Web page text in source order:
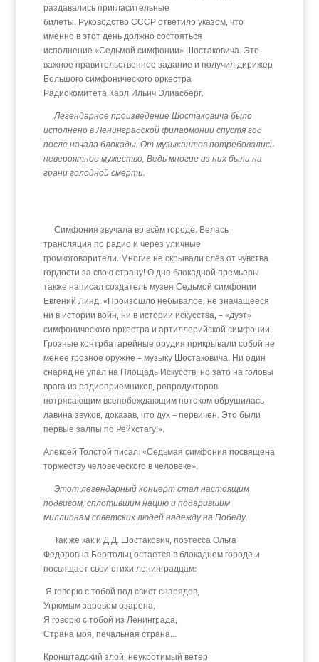
раздавались пригласительные
билеты. Руководство СССР ответило указом, что
именно в этот день должно состояться
исполнение «Седьмой симфонии» Шостаковича. Это
важное правительственное задание и получил дирижер
Большого симфонического оркестра
Радиокомитета Карл Ильич Элиасберг.
Легендарное произведение Шостаковича было
исполнено в Ленинградской филармонии спустя год
после начала блокады. От музыкантов потребовались
невероятное мужество, Ведь многие из них были на
грани голодной смерти.
Симфония звучала во всём городе. Велась
трансляция по радио и через уличные
громкоговорители. Многие не скрывали слёз от чувства
гордости за свою страну! О дне блокадной премьеры
также написал создатель музея Седьмой симфонии
Евгений Линд: «Произошло небывалое, не значащееся
ни в истории войн, ни в истории искусства, – «дуэт»
симфонического оркестра и артиллерийской симфонии.
Грозные контрбатарейные орудия прикрывали собой не
менее грозное оружие – музыку Шостаковича. Ни один
снаряд не упал на Площадь Искусств, но зато на головы
врага из радиоприемников, репродукторов
потрясающим всепобеждающим потоком обрушилась
лавина звуков, доказав, что дух – первичен. Это были
первые залпы по Рейхстагу!».
Алексей Толстой писал: «Седьмая симфония посвящена
тор­жеству человеческого в человеке».
Этот легендарный концерт стал настоящим
подвигом, сплотившим нацию и подарившим
миллионам советских людей надежду на Победу.
Так же как и Д.Д. Шостакович, поэтесса Ольга
Федоровна Берггольц остается в блокадном городе и
посвящает свои стихи ленинградцам:
Я говорю с тобой под свист снарядов,
Угрюмым заревом озарена,
Я говорю с тобой из Ленинграда,
Страна моя, печальная страна…
Кронштадский злой, неукротимый ветер